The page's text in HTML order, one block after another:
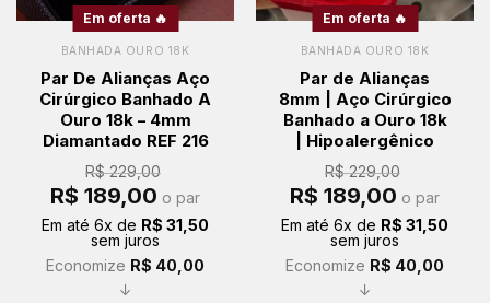
Em oferta 🔥
BANHADA OURO 18K
Par De Alianças Aço
Cirúrgico Banhado A
Ouro 18k – 4mm
Diamantado REF 216
R$229,00
O
preço
era:
R$ 229,00.
R$ 189,00 preço
atual
é:
R$ 189,00.
o par
Em até 6x de R$ 31,50
sem juros
Economize R$ 40,00
↓
Em oferta 🔥
BANHADA OURO 18K
Par de Alianças
8mm | Aço Cirúrgico
Banhado a Ouro 18k
| Hipoalergênico
R$229,00
O
preço
era:
R$ 229,00.
R$ 189,00 preço
atual
é:
R$ 189,00.
o par
Em até 6x de R$ 31,50
sem juros
Economize R$ 40,00
↓